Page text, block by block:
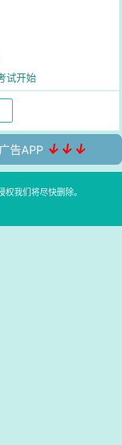
试开始
告APP ↓↓↓
我们将尽快删除。